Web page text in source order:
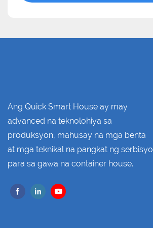
Ang Quick Smart House ay may
advanced na teknolohiya sa
produksyon, mahusay na mga benta
at mga teknikal na pangkat ng serbisyo
para sa gawa na container house.